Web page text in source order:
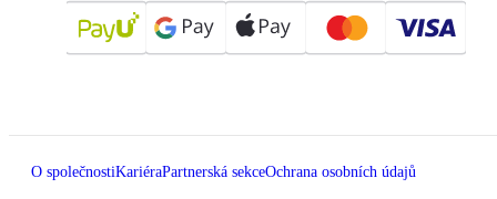
O společnostiKariéraPartnerská sekceOchrana osobních údajů